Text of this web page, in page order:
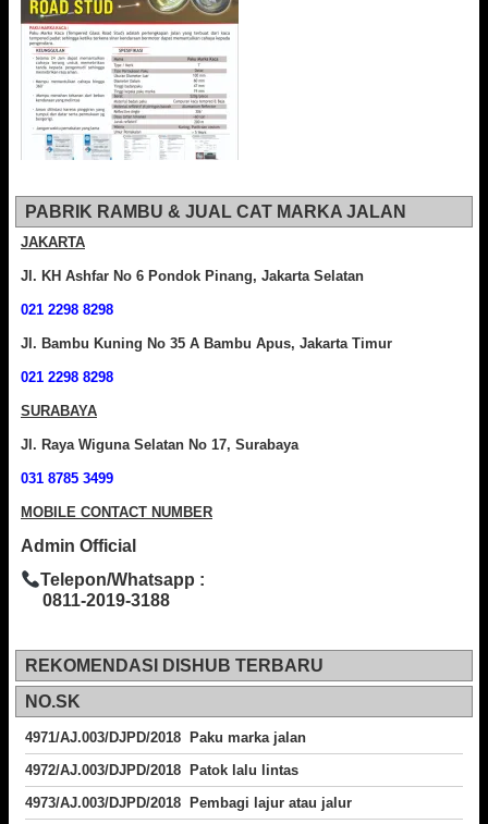
PABRIK RAMBU & JUAL CAT MARKA JALAN
JAKARTA
Jl. KH Ashfar No 6 Pondok Pinang, Jakarta Selatan
021 2298 8298
Jl. Bambu Kuning No 35 A Bambu Apus, Jakarta Timur
021 2298 8298
SURABAYA
Jl. Raya Wiguna Selatan No 17, Surabaya
031 8785 3499
MOBILE CONTACT NUMBER
Admin Official
Telepon/Whatsapp :
0811-2019-3188
REKOMENDASI DISHUB TERBARU
NO.SK
4971/AJ.003/DJPD/2018 Paku marka jalan
4972/AJ.003/DJPD/2018 Patok lalu lintas
4973/AJ.003/DJPD/2018
Pembagi lajur atau jalur